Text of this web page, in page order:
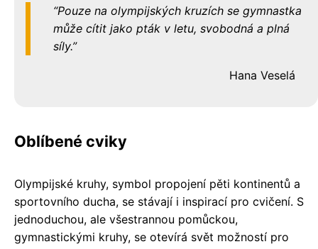
Pouze na olympijských kruzích se gymnastka
může cítit jako pták v letu, svobodná a plná
síly.
Hana Veselá
Oblíbené cviky
Olympijské kruhy, symbol propojení pěti kontinentů a
sportovního ducha, se stávají i inspirací pro cvičení. S
jednoduchou, ale všestrannou pomůckou,
gymnastickými kruhy, se otevírá svět možností pro